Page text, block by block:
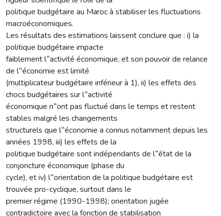
politique budgétaire au Maroc à stabiliser les fluctuations
macroéconomiques.
Les résultats des estimations laissent conclure que : i) la
politique budgétaire impacte
faiblement l‟activité économique, et son pouvoir de relance
de l‟économie est limité
(multiplicateur budgétaire inférieur à 1), ii) les effets des
chocs budgétaires sur l‟activité
économique n‟ont pas fluctué dans le temps et restent
stables malgré les changements
structurels que l‟économie a connus notamment depuis les
années 1998, iii) les effets de la
politique budgétaire sont indépendants de l‟état de la
conjoncture économique (phase du
cycle), et iv) l‟orientation de la politique budgétaire est
trouvée pro-cyclique, surtout dans le
premier régime (1990-1998); orientation jugée
contradictoire avec la fonction de stabilisation